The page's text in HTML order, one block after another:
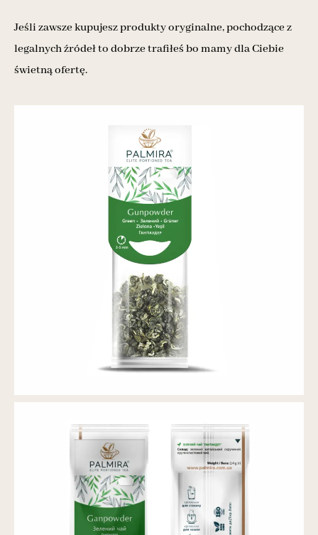
Jeśli zawsze kupujesz produkty oryginalne, pochodzące z
legalnych źródeł to dobrze trafiłeś bo mamy dla Ciebie
świetną ofertę.